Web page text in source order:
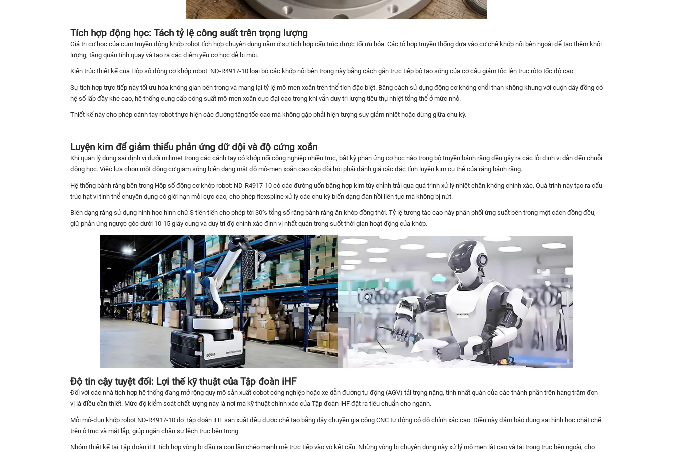
Tích hợp động học: Tách tỷ lệ công suất trên trọng lượng
Giá trị cơ học của cụm truyền động khớp robot tích hợp chuyên dụng nằm ở sự tích hợp cấu trúc được tối ưu hóa. Các tổ hợp truyền thống dựa vào cơ chế khớp nối bên ngoài để tạo thêm khối
lượng, tăng quán tính quay và tạo ra các điểm yếu cơ học dễ bị mỏi.
Kiến trúc thiết kế của Hộp số động cơ khớp robot: ND-R4917-10 loại bỏ các khớp nối bên trong này bằng cách gắn trực tiếp bộ tạo sóng của cơ cấu giảm tốc lên trục rôto tốc độ cao.
Sự tích hợp trực tiếp này tối ưu hóa không gian bên trong và mang lại tỷ lệ mô-men xoắn trên thể tích đặc biệt. Bằng cách sử dụng động cơ không chổi than không khung với cuộn dây đồng có
hệ số lấp đầy khe cao, hệ thống cung cấp công suất mô-men xoắn cực đại cao trong khi vẫn duy trì lượng tiêu thụ nhiệt tổng thể ở mức nhỏ.
Thiết kế này cho phép cánh tay robot thực hiện các đường tăng tốc cao mà không gặp phải hiện tượng suy giảm nhiệt hoặc dừng giữa chu kỳ.
Luyện kim để giảm thiểu phản ứng dữ dội và độ cứng xoắn
Khi quản lý dung sai định vị dưới milimet trong các cánh tay có khớp nối công nghiệp nhiều trục, bất kỳ phản ứng cơ học nào trong bộ truyền bánh răng đều gây ra các lỗi định vị dẫn đến chuỗi
động học. Việc lựa chọn một động cơ giảm sóng biến dạng mật độ mô-men xoắn cao cấp đòi hỏi phải đánh giá các đặc tính luyện kim cụ thể của răng bánh răng.
Hệ thống bánh răng bên trong Hộp số động cơ khớp robot: ND-R4917-10 có các đường uốn bằng hợp kim tùy chỉnh trải qua quá trình xử lý nhiệt chân không chính xác. Quá trình này tạo ra cấu
trúc hạt vi tinh thể chuyên dụng có giới hạn mỏi cực cao, cho phép flexspline xử lý các chu kỳ biến dạng đàn hồi liên tục mà không bị nứt.
Biên dạng răng sử dụng hình học hình chữ S tiên tiến cho phép tới 30% tổng số răng bánh răng ăn khớp đồng thời. Tỷ lệ tương tác cao này phân phối ứng suất bên trong một cách đồng đều,
giữ phản ứng ngược góc dưới 10-15 giây cung và duy trì độ chính xác định vị nhất quán trong suốt thời gian hoạt động của khớp.
Độ tin cậy tuyệt đối: Lợi thế kỹ thuật của Tập đoàn iHF
Đối với các nhà tích hợp hệ thống đang mở rộng quy mô sản xuất cobot công nghiệp hoặc xe dẫn đường tự động (AGV) tải trọng nặng, tính nhất quán của các thành phần trên hàng trăm đơn
vị là điều cần thiết. Mức độ kiểm soát chất lượng này là nơi mà kỹ thuật chính xác của Tập đoàn iHF đặt ra tiêu chuẩn cho ngành.
Mỗi mô-đun khớp robot ND-R4917-10 do Tập đoàn iHF sản xuất đều được chế tạo bằng dây chuyền gia công CNC tự động có độ chính xác cao. Điều này đảm bảo dung sai hình học chặt chẽ
trên ổ trục và mặt lắp, giúp ngăn chặn sự lệch trục bên trong.
Nhóm thiết kế tại Tập đoàn iHF tích hợp vòng bi đầu ra con lăn chéo mạnh mẽ trực tiếp vào vỏ kết cấu. Những vòng bi chuyên dụng này xử lý mô men lật cao và tải trọng trục bên ngoài, cho